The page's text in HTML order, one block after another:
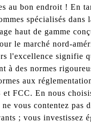
au bon endroit ! En
spécialisés dans
haut de gamme
le marché nord-
l'excellence signifie
à des normes
aux
FCC. En nous
vous contentez pas
; vous investissez